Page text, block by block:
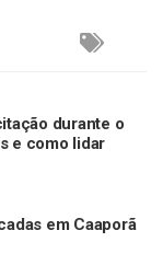
durante o
e como lidar
em Caaporã